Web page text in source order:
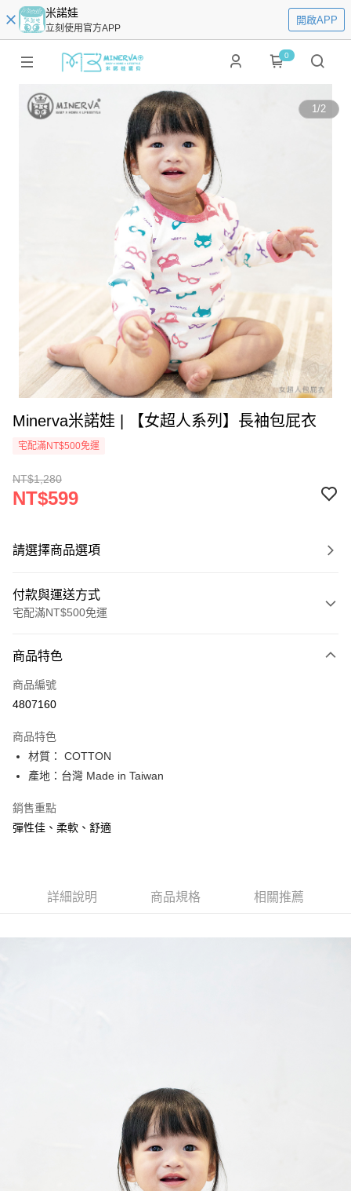
米諾娃
立刻使用官方APP
開啟APP
0
1/2
Minerva米諾娃 | 【女超人系列】長袖包屁衣
宅配滿NT$500免運
NT$1,280
NT$599
請選擇商品選項
付款與運送方式
宅配滿NT$500免運
信用卡一次付款
LINE Pay
街口支付
悠遊付
ATM付款
每筆NT$80，滿NT$500(含以上)免運費
商品特色
商品編號
4807160
商品特色
材質： COTTON
產地：台灣 Made in Taiwan
銷售重點
彈性佳、柔軟、舒適
詳細說明 商品規格 相關推薦